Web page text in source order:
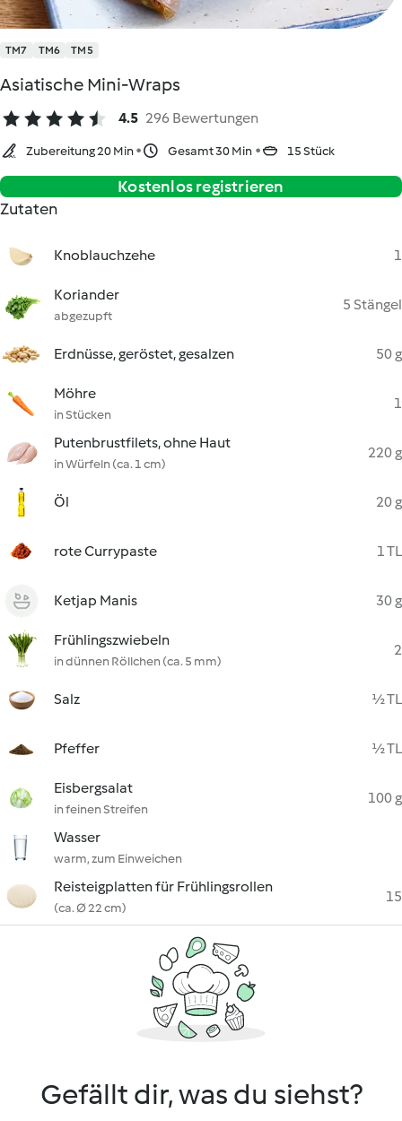
TM7 TM6 TM5
Asiatische Mini-Wraps
4.5 296 Bewertungen
Zubereitung 20 Min Gesamt 30 Min 15 Stück
Kostenlos registrieren
Zutaten
Knoblauchzehe 1
Koriander
abgezupft
5 Stängel
Erdnüsse, geröstet, gesalzen 50 g
Möhre
in Stücken
1
Putenbrustfilets, ohne Haut
in Würfeln (ca. 1 cm)
220 g
Öl 20 g
rote Currypaste 1 TL
Ketjap Manis 30 g
Frühlingszwiebeln
in dünnen Röllchen (ca. 5 mm)
2
Salz ½ TL
Pfeffer ½ TL
Eisbergsalat
in feinen Streifen
100 g
Wasser
warm, zum Einweichen
Reisteigplatten für Frühlingsrollen
(ca. Ø 22 cm)
15
Gefällt dir, was du siehst?